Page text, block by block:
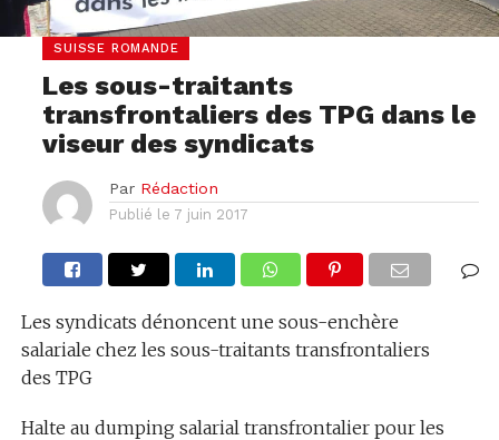
SUISSE ROMANDE
Les sous-traitants
transfrontaliers des TPG dans le
viseur des syndicats
Par Rédaction
Publié le 7 juin 2017
Les syndicats dénoncent une sous-enchère
salariale chez les sous-traitants transfrontaliers
des TPG
Halte au dumping salarial transfrontalier pour les